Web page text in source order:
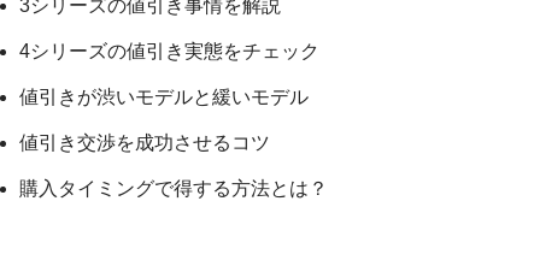
3シリーズの値引き事情を解説
4シリーズの値引き実態をチェック
値引きが渋いモデルと緩いモデル
値引き交渉を成功させるコツ
購入タイミングで得する方法とは？